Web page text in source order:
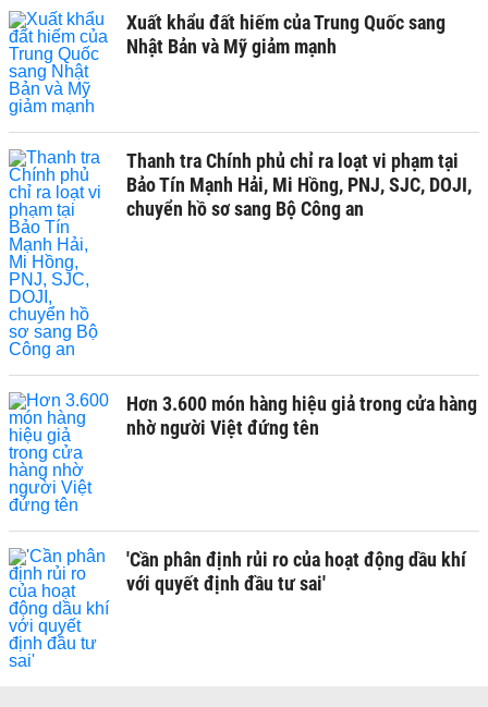
Xuất khẩu đất hiếm của Trung Quốc sang
Nhật Bản và Mỹ giảm mạnh
Thanh tra Chính phủ chỉ ra loạt vi phạm tại
Bảo Tín Mạnh Hải, Mi Hồng, PNJ, SJC, DOJI,
chuyển hồ sơ sang Bộ Công an
Hơn 3.600 món hàng hiệu giả trong cửa hàng
nhờ người Việt đứng tên
'Cần phân định rủi ro của hoạt động dầu khí
với quyết định đầu tư sai'